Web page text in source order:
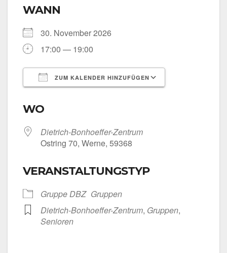
WANN
30. Novem­ber 2026
17:00 — 19:00
ZUM KALENDER HINZUFÜGEN
WO
Dietrich-Bonhoeffer-Zentrum
Ost­ring 70, Wer­ne, 59368
VERANSTALTUNGSTYP
Grup­pe DBZ Grup­pen
Dietrich-Bonhoeffer-Zentrum, Grup­pen,
Senio­ren